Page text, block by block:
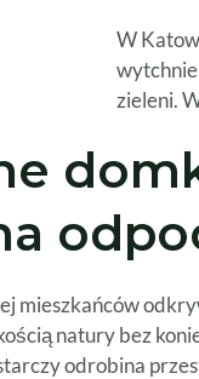
W
zieleni.
mieszkańców
natury bez
odrobina